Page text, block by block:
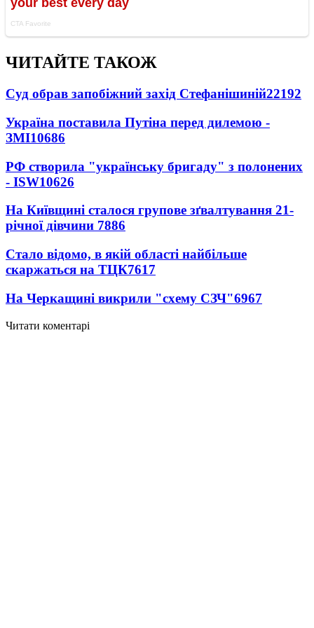
ЧИТАЙТЕ ТАКОЖ
Суд обрав запобіжний захід Стефанішиній22192
Україна поставила Путіна перед дилемою -
ЗМІ10686
РФ створила "українську бригаду" з полонених
- ISW10626
На Київщині сталося групове зґвалтування 21-
річної дівчини 7886
Стало відомо, в якій області найбільше
скаржаться на ТЦК7617
На Черкащині викрили "схему СЗЧ"6967
Читати коментарі